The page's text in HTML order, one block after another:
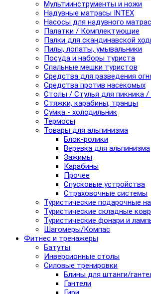
Мультиинструменты и ножи
Надувные матрасы INTEX
Насосы для надувного
Палатки / Комплектующие
Палки для скандинавской
Пилы, лопаты, умывальники
Посуда и наборы туриста
Спальные мешки туристов
Средства для разведения
Средства против насекомых
Столы / Стулья для пикника /
Стяжки, карабины, транцы
Сумка - холодильник
Термосы
Товары для альпинизма
Блок-ролики
Веревка для альпинизма
Зажимы
Карабины
Прочее
Спусковые устройства
Страховочные системы
Туристические подарочные
Туристические складные
Туристические фонари и
Шагомеры/Компас
Фитнес и тренажеры
Батуты
Инверсионные столы
Силовые тренировки
Блины для штанги/
Гантели